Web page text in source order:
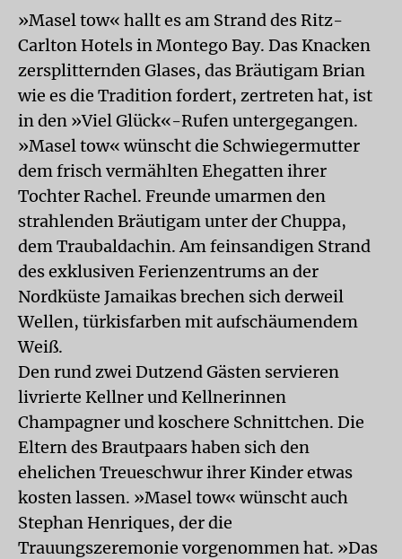
»Masel tow« hallt es am Strand des Ritz-
Carlton Hotels in Montego Bay. Das Knacken
zersplitternden Glases, das Bräutigam Brian
wie es die Tradition fordert, zertreten hat, ist
in den »Viel Glück«-Rufen untergegangen.
»Masel tow« wünscht die Schwiegermutter
dem frisch vermählten Ehegatten ihrer
Tochter Rachel. Freunde umarmen den
strahlenden Bräutigam unter der Chuppa,
dem Traubaldachin. Am feinsandigen Strand
des exklusiven Ferienzentrums an der
Nordküste Jamaikas brechen sich derweil
Wellen, türkisfarben mit aufschäumendem
Weiß.
Den rund zwei Dutzend Gästen servieren
livrierte Kellner und Kellnerinnen
Champagner und koschere Schnittchen. Die
Eltern des Brautpaars haben sich den
ehelichen Treueschwur ihrer Kinder etwas
kosten lassen. »Masel tow« wünscht auch
Stephan Henriques, der die
Trauungszeremonie vorgenommen hat. »Das